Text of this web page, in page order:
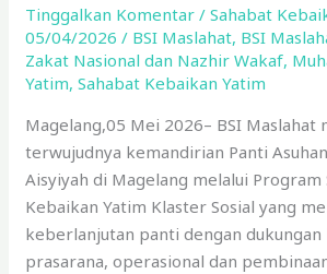
Tinggalkan Komentar /Sahabat
05/04/2026/ BSI Maslahat, BSI
Zakat Nasional dan Nazhir Wakaf,
Yatim,Sahabat Kebaikan Yatim
Magelang,05 Mei 2026– BSI Maslahat
terwujudnya kemandirian Panti
Aisyiyah di Magelang melalui Program
Kebaikan Yatim Klaster Sosial yang
keberlanjutan panti dengan dukungan
prasarana, operasional dan